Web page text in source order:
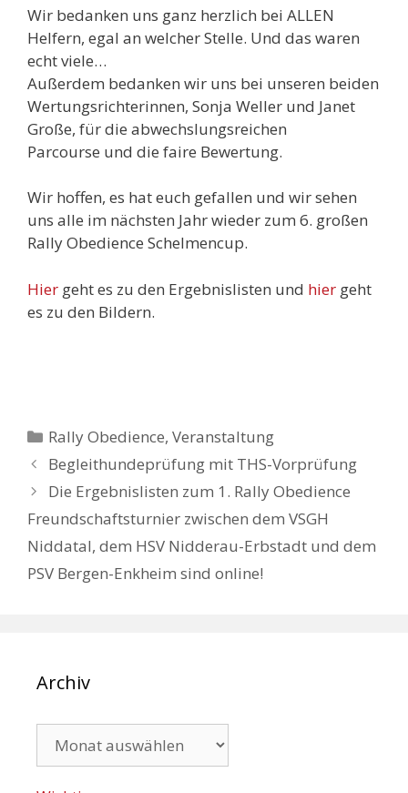
Wir bedanken uns ganz herzlich bei ALLEN
Helfern, egal an welcher Stelle. Und das waren
echt viele…
Außerdem bedanken wir uns bei unseren beiden
Wertungsrichterinnen, Sonja Weller und Janet
Große, für die abwechslungsreichen
Parcourse und die faire Bewertung.
Wir hoffen, es hat euch gefallen und wir sehen
uns alle im nächsten Jahr wieder zum 6. großen
Rally Obedience Schelmencup.
Hier geht es zu den Ergebnislisten und hier geht
es zu den Bildern.
Kategorien
Rally Obedience,Veranstaltung
Begleithundeprüfung mit THS-Vorprüfung
Die Ergebnislisten zum 1. Rally Obedience
Freundschaftsturnier zwischen dem VSGH
Niddatal, dem HSV Nidderau-Erbstadt und dem
PSV Bergen-Enkheim sind online!
Archiv